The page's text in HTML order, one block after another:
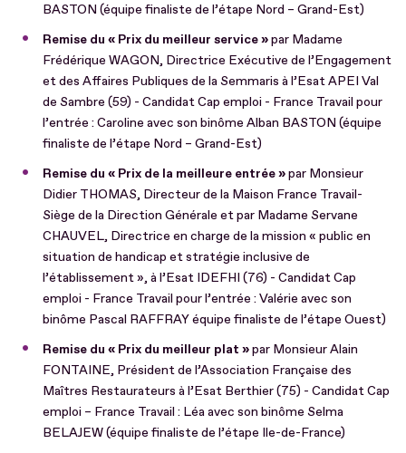
BASTON (équipe finaliste de l’étape Nord – Grand-Est)
Remise du « Prix du meilleur service »par Madame
Frédérique WAGON, Directrice Exécutive de l’Engagement
et des Affaires Publiques de la Semmaris à l’Esat APEI Val
de Sambre (59) - Candidat Cap emploi - France Travail pour
l’entrée : Caroline avec son binôme Alban BASTON (équipe
finaliste de l’étape Nord – Grand-Est)
Remise du « Prix de la meilleure entrée »par Monsieur
Didier THOMAS, Directeur de la Maison France Travail-
Siège de la Direction Générale et par Madame Servane
CHAUVEL, Directrice en charge de la mission « public en
situation de handicap et stratégie inclusive de
l’établissement », à l’Esat IDEFHI (76) - Candidat Cap
emploi - France Travail pour l’entrée : Valérie avec son
binôme Pascal RAFFRAY équipe finaliste de l’étape Ouest)
Remise du « Prix du meilleur plat »par Monsieur Alain
FONTAINE, Président de l’Association Française des
Maîtres Restaurateurs à l’Esat Berthier (75) - Candidat Cap
emploi – France Travail : Léa avec son binôme Selma
BELAJEW (équipe finaliste de l’étape Ile-de-France)